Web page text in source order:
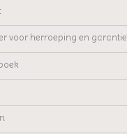
voor herroeping en garantie